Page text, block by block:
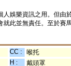
娛樂資訊之用。但
此並無責任。至於賽
CC :
喉托
H :
戴頭罩